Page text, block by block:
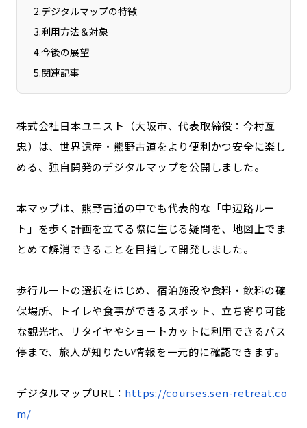
山口エリア
香川エリア
熊本エリア
大分エリア
宮崎エリア
鹿児島エリア
沖縄エリア
カテゴリから探す
特集コンテンツ
地域を代表する 企業100選
選出企業特別対談
2.デジタルマップの特徴
3.利用方法＆対象
4.今後の展望
5.関連記事
株式会社日本ユニスト（大阪市、代表取締役：今村亙
忠）は、世界遺産・熊野古道をより便利かつ安全に楽し
める、独自開発のデジタルマップを公開しました。
本マップは、熊野古道の中でも代表的な「中辺路ルー
ト」を歩く計画を立てる際に生じる疑問を、地図上でま
とめて解消できることを目指して開発しました。
歩行ルートの選択をはじめ、宿泊施設や食料・飲料の確
保場所、トイレや食事ができるスポット、立ち寄り可能
な観光地、リタイヤやショートカットに利用できるバス
停まで、旅人が知りたい情報を一元的に確認できます。
デジタルマップURL： https://courses.sen-retreat.co
m/